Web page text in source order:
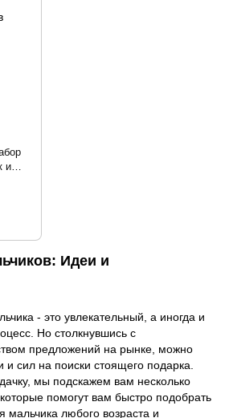
и
Идеи и
- это увлекательный, а иногда и
Но столкнувшись с
предложений на рынке, можно
и сил на поиски стоящего подарка.
мы подскажем вам несколько
помогут вам быстро подобрать
мальчика любого возраста и